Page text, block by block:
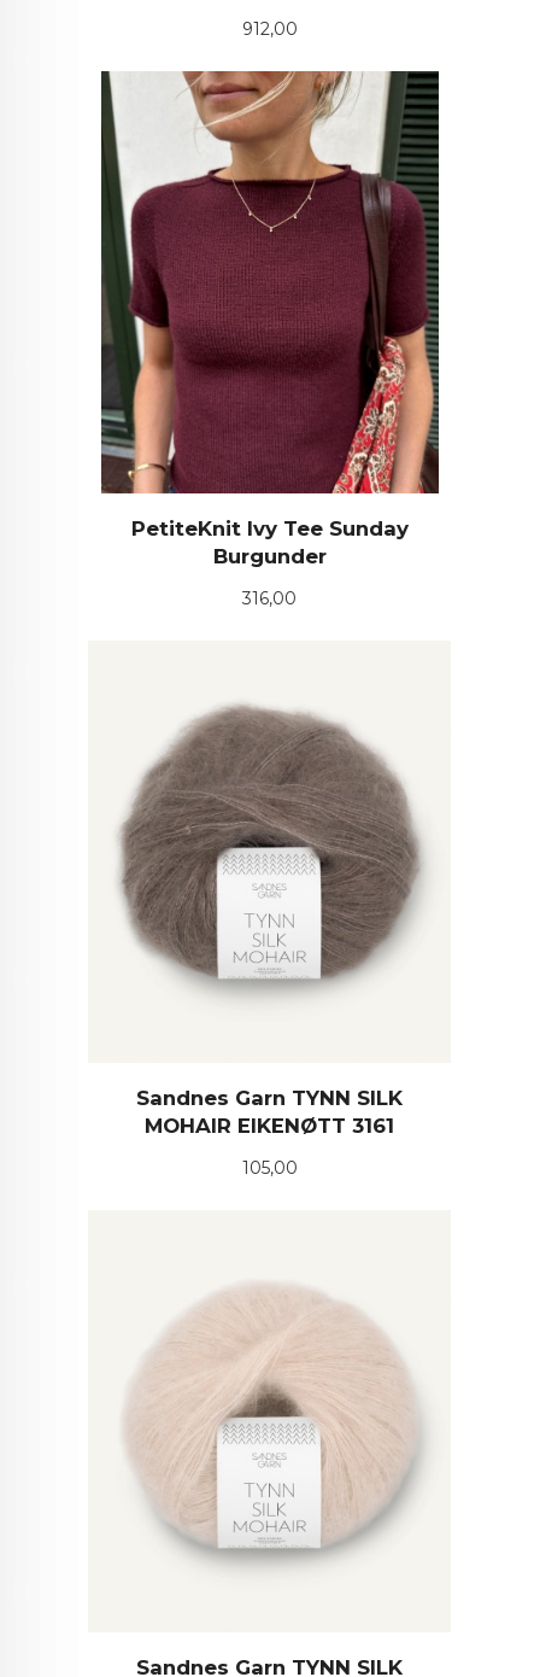
Pris
912,00
PetiteKnit Ivy Tee Sunday
Burgunder
Pris
316,00
Sandnes Garn TYNN SILK
MOHAIR EIKENØTT 3161
Pris
105,00
Sandnes Garn TYNN SILK